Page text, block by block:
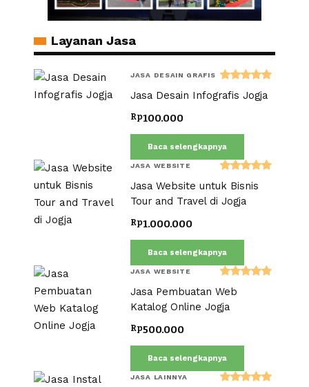
Layanan Jasa
JASA DESAIN GRAFIS
Dinilai
5.00dari 5
Jasa Desain Infografis Jogja
Rp100.000
Baca selengkapnya
JASA WEBSITE
Dinilai
5.00dari 5
Jasa Website untuk Bisnis
Tour and Travel di Jogja
Rp1.000.000
Baca selengkapnya
JASA WEBSITE
Dinilai
5.00
Jasa Pembuatan Web
Katalog Online Jogja
Rp500.000
Baca selengkapnya
JASA LAINNYA